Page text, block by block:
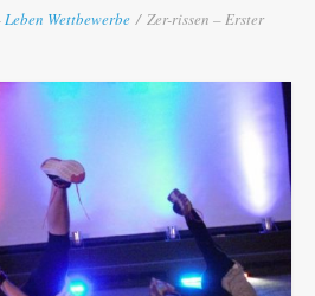
Leben Wettbewerbe / Zer-rissen – Erster